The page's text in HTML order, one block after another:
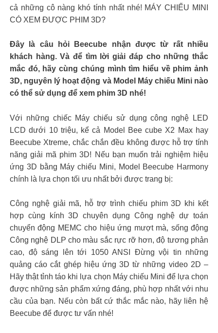
cả những cô nàng khó tính nhất nhé! MÁY CHIẾU MINI
CÓ XEM ĐƯỢC PHIM 3D?
Đây là câu hỏi Beecube nhận được từ rất nhiều
khách hàng. Và để tìm lời giải đáp cho những thắc
mắc đó, hãy cùng chúng mình tìm hiểu về phim ảnh
3D, nguyên lý hoạt động và Model Máy chiếu Mini nào
có thể sử dụng để xem phim 3D nhé!
Với những chiếc Máy chiếu sử dụng công nghệ LED
LCD dưới 10 triệu, kể cả Model Bee cube X2 Max hay
Beecube Xtreme, chắc chắn đều không được hỗ trợ tính
năng giải mã phim 3D! Nếu bạn muốn trải nghiệm hiệu
ứng 3D bằng Máy chiếu Mini, Model Beecube Harmony
chính là lựa chọn tối ưu nhất bởi được trang bị:
Công nghệ giải mã, hỗ trợ trình chiếu phim 3D khi kết
hợp cùng kính 3D chuyên dụng Công nghệ dự toán
chuyển động MEMC cho hiệu ứng mượt mà, sống động
Công nghệ DLP cho màu sắc rực rỡ hơn, độ tương phản
cao, độ sáng lên tới 1050 ANSI Đừng vội tin những
quảng cáo cắt ghép hiệu ứng 3D từ những video 2D –
Hãy thật tỉnh táo khi lựa chọn Máy chiếu Mini để lựa chọn
được những sản phẩm xứng đáng, phù hợp nhất với nhu
cầu của bạn. Nếu còn bất cứ thắc mắc nào, hãy liên hệ
Beecube để được tư vấn nhé!